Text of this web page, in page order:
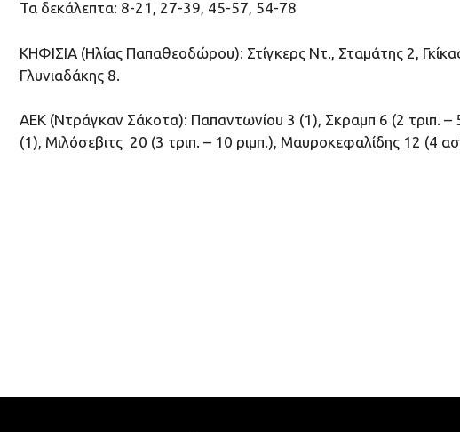
Τα δεκάλεπτα: 8-21, 27-39, 45-57, 54-78
ΚΗΦΙΣΙΑ (Ηλίας Παπαθεοδώρου): Στίγκερς Ντ., Σταμάτης 2,
Γλυνιαδάκης 8.
AEK (Ντράγκαν Σάκοτα): Παπαντωνίου 3 (1), Σκραμπ 6 (2 τριπ.
(1), Mιλόσεβιτς 20 (3 τριπ. – 10 ριμπ.), Μαυροκεφαλίδης 12 (4